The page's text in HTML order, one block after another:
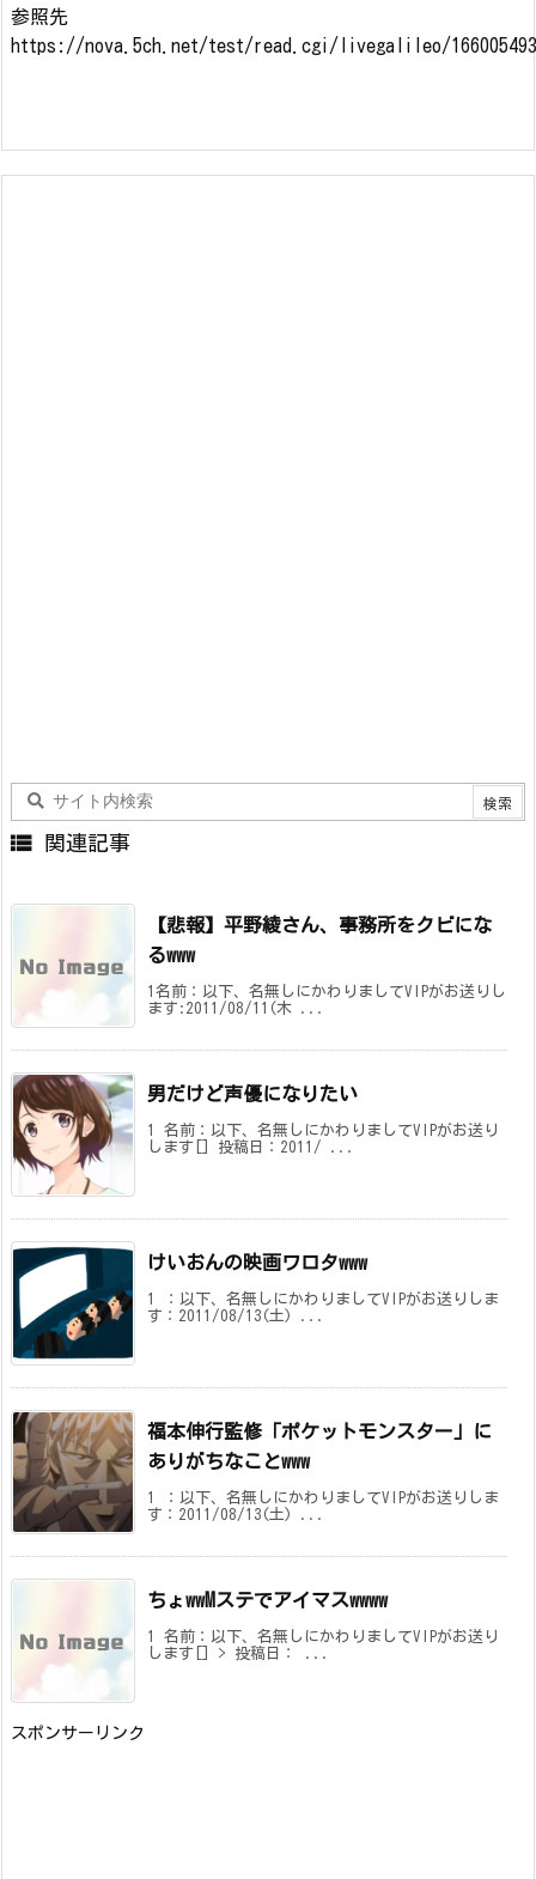
参照先
https://nova.5ch.net/test/read.cgi/livegalileo/
 関連記事
【悲報】平野綾さん、事務所をクビにな
るwww
1名前：以下、名無しにかわりましてVIPがお送りし
ます:2011/08/11(木 ...
男だけど声優になりたい
1 名前：以下、名無しにかわりましてVIPがお送り
します[] 投稿日：2011/ ...
けいおんの映画ワロタwww
1 ：以下、名無しにかわりましてVIPがお送りしま
す：2011/08/13(土) ...
福本伸行監修「ポケットモンスター」に
ありがちなことwww
1 ：以下、名無しにかわりましてVIPがお送りしま
す：2011/08/13(土) ...
ちょwwMステでアイマスwwww
1 名前：以下、名無しにかわりましてVIPがお送り
します[] > 投稿日： ...
スポンサーリンク